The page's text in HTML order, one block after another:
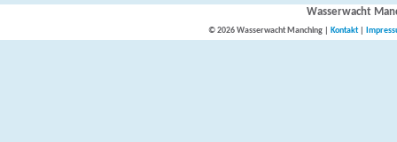
Wasserwacht
© 2026 Wasserwacht Manching | Kontakt|